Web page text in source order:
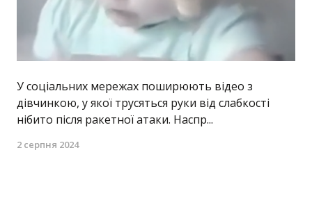
У соціальних мережах поширюють відео з
дівчинкою, у якої трусяться руки від слабкості
нібито після ракетної атаки. Наспр...
2 серпня 2024